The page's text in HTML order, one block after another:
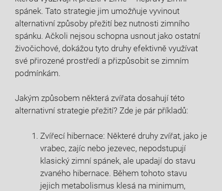
spánek. Tato strategie jim umožňuje vyvinout
alternativní způsoby přežití bez nutnosti zimního
spánku. Ačkoli nejsou schopna usnout jako ostatní
živočichové, dokážou tyto druhy efektivně využívat
své přirozené prostředí a přizpůsobit se zimním
podmínkám.
Jakým způsobem některá zvířata dosahují této
alternativní strategie přežití? Zde je pár příkladů:
Zvířecí hibernace: Některé druhy zvířat, jako je
vrabec, zajíc nebo jezevec, nepodstupují
klasický zimní spánek, ale upadají do stavu
zvaného hibernace. Během tohoto stavu
jejich metabolismus klesá na minimum,